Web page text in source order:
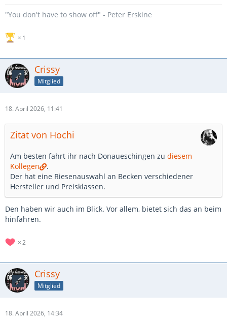
"You don't have to show off" - Peter Erskine
1
Crissy
Mitglied
18. April 2026, 11:41
Zitat von Hochi
Am besten fahrt ihr nach Donaueschingen zu diesem
Kollegen
.
Der hat eine Riesenauswahl an Becken verschiedener
Hersteller und Preisklassen.
Den haben wir auch im Blick. Vor allem, bietet sich das an beim
hinfahren.
2
Crissy
Mitglied
18. April 2026, 14:34